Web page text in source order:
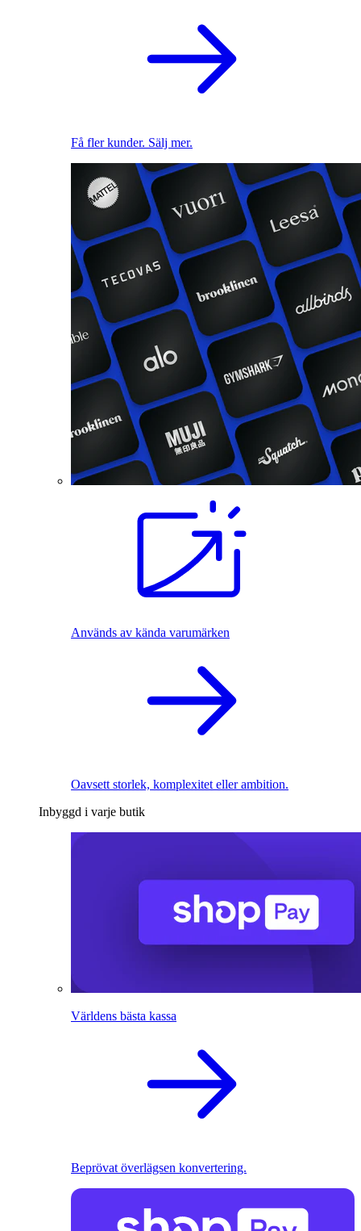
Få fler kunder. Sälj mer.
Används av kända varumärken
Oavsett storlek, komplexitet eller ambition.
Inbyggd i varje butik
Världens bästa kassa
Beprövat överlägsen konvertering.